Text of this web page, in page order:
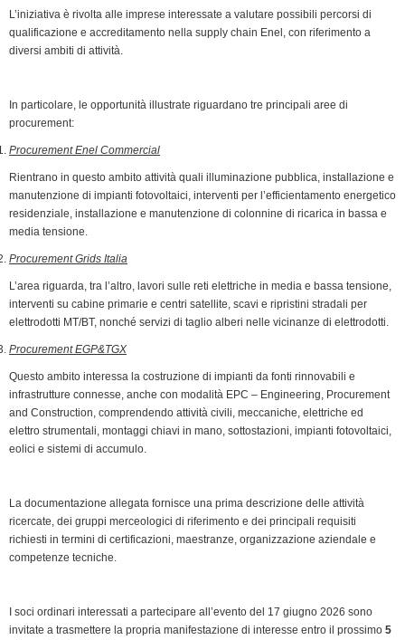
e
y
L’iniziativa è rivolta alle imprese interessate a valutare possibili percorsi di
qualificazione e accreditamento nella supply chain Enel, con riferimento a
diversi ambiti di attività.
In particolare, le opportunità illustrate riguardano tre principali aree di
procurement:
Procurement Enel Commercial
Rientrano in questo ambito attività quali illuminazione pubblica, installazione e
manutenzione di impianti fotovoltaici, interventi per l’efficientamento energetico
residenziale, installazione e manutenzione di colonnine di ricarica in bassa e
media tensione.
Procurement Grids Italia
L’area riguarda, tra l’altro, lavori sulle reti elettriche in media e bassa tensione,
interventi su cabine primarie e centri satellite, scavi e ripristini stradali per
elettrodotti MT/BT, nonché servizi di taglio alberi nelle vicinanze di elettrodotti.
Procurement EGP&TGX
Questo ambito interessa la costruzione di impianti da fonti rinnovabili e
infrastrutture connesse, anche con modalità EPC – Engineering, Procurement
and Construction, comprendendo attività civili, meccaniche, elettriche ed
elettro strumentali, montaggi chiavi in mano, sottostazioni, impianti fotovoltaici,
eolici e sistemi di accumulo.
La documentazione allegata fornisce una prima descrizione delle attività
ricercate, dei gruppi merceologici di riferimento e dei principali requisiti
richiesti in termini di certificazioni, maestranze, organizzazione aziendale e
competenze tecniche.
I soci ordinari interessati a partecipare all’evento del 17 giugno 2026 sono
invitate a trasmettere la propria manifestazione di interesse entro il prossimo 5